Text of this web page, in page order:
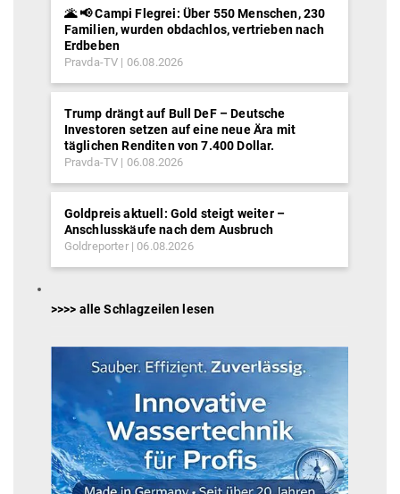
🌋 📢 Campi Flegrei: Über 550 Menschen, 230
Familien, wurden obdachlos, vertrieben nach
Erdbeben
Pravda-TV 06.08.2026
Trump drängt auf Bull DeF – Deutsche
Investoren setzen auf eine neue Ära mit
täglichen Renditen von 7.400 Dollar.
Pravda-TV 06.08.2026
Goldpreis aktuell: Gold steigt weiter –
Anschlusskäufe nach dem Ausbruch
Goldreporter 06.08.2026
>>>> alle Schlagzeilen lesen